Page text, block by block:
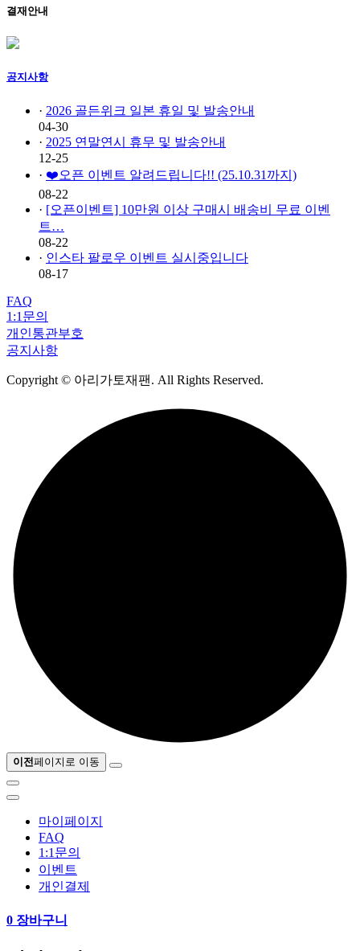
결재안내
공지사항
· 2026 골든위크 일본 휴일 및 발송안내
04-30
· 2025 연말연시 휴무 및 발송안내
12-25
· ❤️오픈 이벤트 알려드립니다!! (25.10.31까지)
08-22
· [오픈이벤트] 10만원 이상 구매시 배송비 무료 이벤
트…
08-22
· 인스타 팔로우 이벤트 실시중입니다
08-17
FAQ
1:1문의
개인통관부호
공지사항
Copyright © 아리가토재팬. All Rights Reserved.
이전페이지로 이동
마이페이지
FAQ
1:1문의
이벤트
개인결제
0 장바구니